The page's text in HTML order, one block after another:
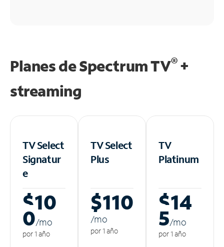
Planes de Spectrum TV®+
streaming
TV Select
Signatur
e
$10
0/mo
por 1 año
TV Select
Plus
$110
/mo
por 1 año
TV
Platinum
$14
5/mo
por 1 año